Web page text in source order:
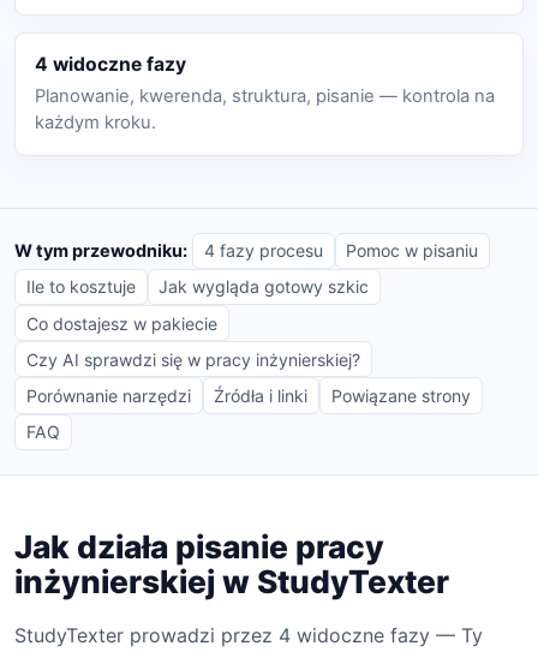
4 widoczne fazy
Planowanie, kwerenda, struktura, pisanie — kontrola na
każdym kroku.
W tym przewodniku: 4 fazy procesu
Pomoc w pisaniu
Ile to kosztuje
Jak wygląda gotowy szkic
Co dostajesz w pakiecie
Czy AI sprawdzi się w pracy inżynierskiej?
Porównanie narzędzi
Źródła i linki
Powiązane strony
FAQ
Jak działa pisanie pracy
inżynierskiej w StudyTexter
StudyTexter prowadzi przez 4 widoczne fazy — Ty